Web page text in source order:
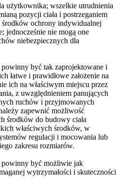
użytkownika; wszelkie utrudnienia
pozycji ciała i postrzeganiem
ochrony indywidualnej
jednocześnie nie mogą one
niebezpiecznych dla
być tak zaprojektowane i
łatwe i prawidłowe założenie na
ich na właściwym miejscu przez
z uwzględnieniem panujących
ruchów i przyjmowanych
zapewnić możliwość
środków do budowy ciała
właściwych środków, w
regulacji i mocowania lub
zakresu rozmiarów.
być możliwie jak
wytrzymałości i skuteczności